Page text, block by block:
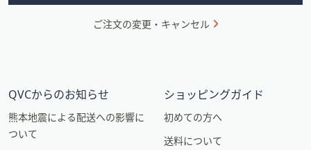
ご注文の変更・キャンセル
QVCからのお知らせ
熊本地震による配送への影響に
ついて
ショッピングガイド
初めての方へ
送料について